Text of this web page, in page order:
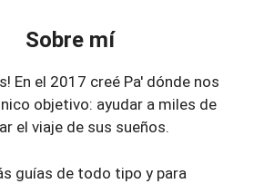
Sobre mí
En el 2017 creé Pa' dónde nos
objetivo: ayudar a miles de
el viaje de sus sueños.
guías de todo tipo y para